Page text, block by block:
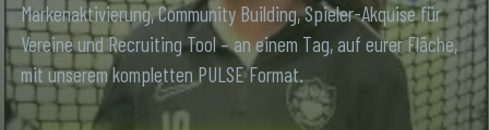
Markenaktivierung, Community Building, Spieler-Akquise für
Vereine und Recruiting Tool – an einem Tag, auf eurer Fläche,
mit unserem kompletten PULSE Format.